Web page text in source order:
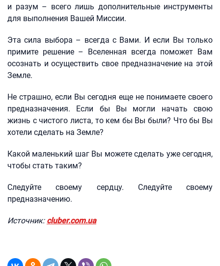
и разум – всего лишь дополнительные инструменты
для выполнения Вашей Миссии.
Эта сила выбора – всегда с Вами. И если Вы только
примите решение – Вселенная всегда поможет Вам
осознать и осуществить свое предназначение на этой
Земле.
Не страшно, если Вы сегодня еще не понимаете своего
предназначения. Если бы Вы могли начать свою
жизнь с чистого листа, то кем бы Вы были? Что бы Вы
хотели сделать на Земле?
Какой маленький шаг Вы можете сделать уже сегодня,
чтобы стать таким?
Следуйте своему сердцу. Следуйте своему
предназначению.
Источник: cluber.com.ua